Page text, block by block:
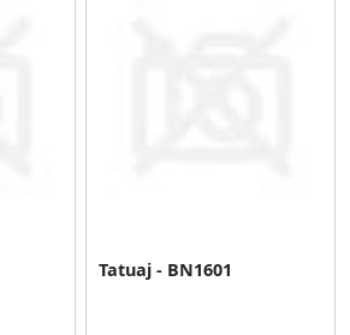
Tatuaj - BN1601